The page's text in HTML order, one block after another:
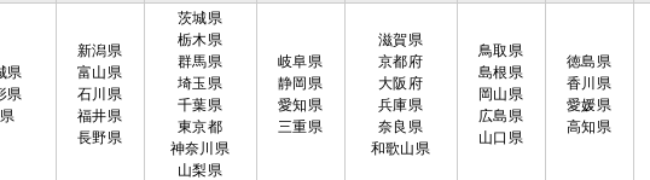
県
県
県
新潟県
富山県
石川県
福井県
長野県
茨城県
栃木県
群馬県
埼玉県
千葉県
東京都
神奈川県
山梨県
岐阜県
静岡県
愛知県
三重県
滋賀県
京都府
大阪府
兵庫県
奈良県
和歌山県
鳥取県
島根県
岡山県
広島県
山口県
徳島県
香川県
愛媛県
高知県